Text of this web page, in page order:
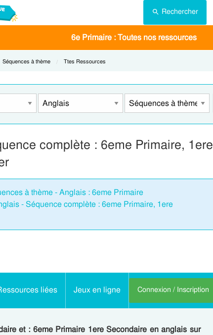
Rechercher
6e Primaire : Toutes nos ressources
Current:
Séquences à thème Current:
Ttes Ressources
complète : 6eme Primaire, 1ere
à thème - Anglais : 6eme Primaire
- Séquence complète : 6eme Primaire, 1ere
liées Jeux en ligne Connexion / Inscription
et : 6eme Primaire 1ere Secondaire en anglais sur